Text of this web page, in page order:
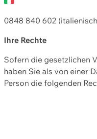
0848 840 602
Ihre Rechte
Sofern die gesetzlichen
haben Sie als von einer
Person die folgenden